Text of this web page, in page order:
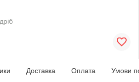
Доставка Оплата Умови